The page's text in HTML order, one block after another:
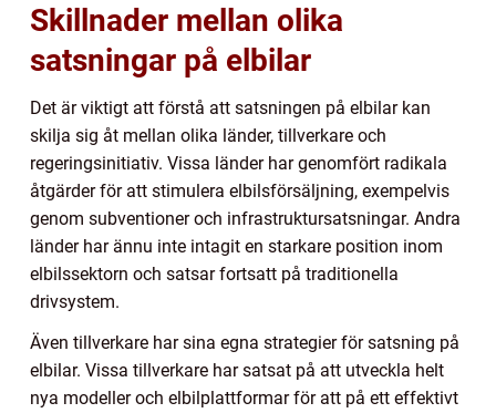
Skillnader mellan olika
satsningar på elbilar
Det är viktigt att förstå att satsningen på elbilar kan
skilja sig åt mellan olika länder, tillverkare och
regeringsinitiativ. Vissa länder har genomfört radikala
åtgärder för att stimulera elbilsförsäljning, exempelvis
genom subventioner och infrastruktursatsningar. Andra
länder har ännu inte intagit en starkare position inom
elbilssektorn och satsar fortsatt på traditionella
drivsystem.
Även tillverkare har sina egna strategier för satsning på
elbilar. Vissa tillverkare har satsat på att utveckla helt
nya modeller och elbilplattformar för att på ett effektivt